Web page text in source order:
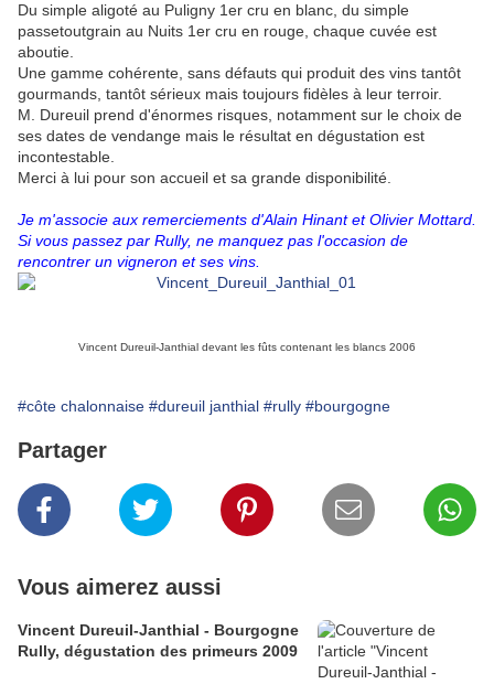
Du simple aligoté au Puligny 1er cru en blanc, du simple
passetoutgrain au Nuits 1er cru en rouge, chaque cuvée est
aboutie.
Une gamme cohérente, sans défauts qui produit des vins tantôt
gourmands, tantôt sérieux mais toujours fidèles à leur terroir.
M. Dureuil prend d'énormes risques, notamment sur le choix de
ses dates de vendange mais le résultat en dégustation est
incontestable.
Merci à lui pour son accueil et sa grande disponibilité.
Je m'associe aux remerciements d'Alain Hinant et Olivier Mottard.
Si vous passez par Rully, ne manquez pas l'occasion de
rencontrer un vigneron et ses vins.
Vincent Dureuil-Janthial devant les fûts contenant les blancs 2006
#côte chalonnaise #dureuil janthial #rully #bourgogne
Partager
Vous aimerez aussi
Vincent Dureuil-Janthial - Bourgogne
Rully, dégustation des primeurs 2009